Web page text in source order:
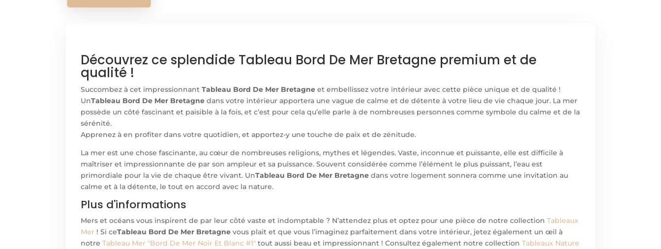
Découvrez ce splendide Tableau Bord De Mer Bretagne premium et de
qualité !
Succombez à cet impressionnantTableau Bord De Mer Bretagne et embellissez votre intérieur avec cette pièce unique et de qualité !
UnTableau Bord De Mer Bretagne dans votre intérieur apportera une vague de calme et de détente à votre lieu de vie chaque jour. La mer
possède un côté fascinant et paisible à la fois, et c’est pour cela qu’elle parle à de nombreuses personnes comme symbole du calme et de la
sérénité.
Apprenez à en profiter dans votre quotidien, et apportez-y une touche de paix et de zénitude.
La mer est une chose fascinante, au cœur de nombreuses religions, mythes et légendes. Vaste, inconnue et puissante, elle est difficile à
maîtriser et impressionnante de par son ampleur et sa puissance. Souvent considérée comme l’élément le plus puissant, l’eau est
primordiale pour la vie de chaque être vivant. UnTableau Bord De Mer Bretagne dans votre logement sonnera comme une invitation au
calme et à la détente, le tout en accord avec la nature.
Plus d'informations
Mers et océans vous inspirent de par leur côté vaste et indomptable ? N’attendez plus et optez pour une pièce de notre collectionTableaux
Mer ! Si ceTableau Bord De Mer Bretagne vous plait et que vous l’imaginez parfaitement dans votre intérieur, jetez également un œil à
notreTableau Mer "Bord De Mer Noir Et Blanc #1" tout aussi beau et impressionnant ! Consultez également notre collectionTableaux Nature